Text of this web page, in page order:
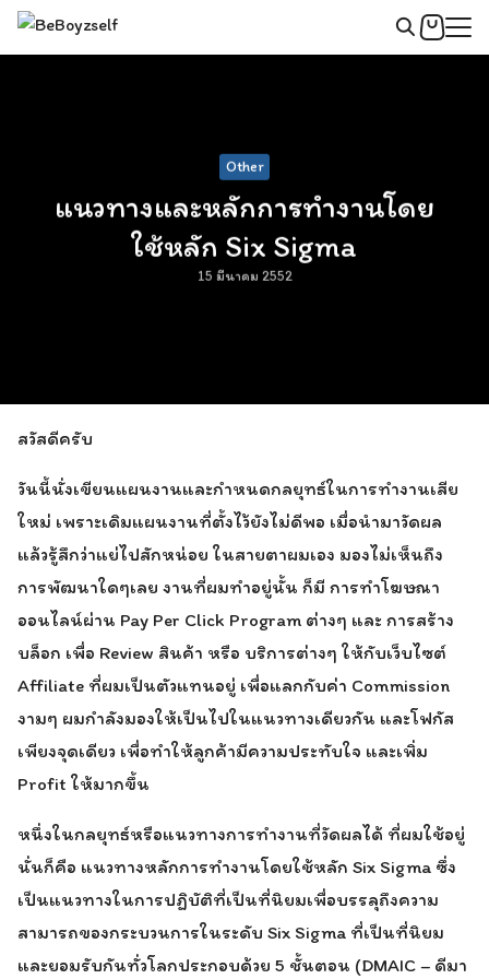
Skip
Other
แนวทางและหลักการทำงานโดย
ใช้หลัก Six Sigma
15 มีนาคม 2552
สวัสดีครับ
วันนี้นั่งเขียนแผนงานและกำหนดกลยุทธ์ในการทำงานเสีย
ใหม่ เพราะเดิมแผนงานที่ตั้งไว้ยังไม่ดีพอ เมื่อนำมาวัดผล
แล้วรู้สึกว่าแย่ไปสักหน่อย ในสายตาผมเอง มองไม่เห็นถึง
การพัฒนาใดๆเลย งานที่ผมทำอยู่นั้น ก็มี การทำโฆษณา
ออนไลน์ผ่าน Pay Per Click Program ต่างๆ และ การสร้าง
บล็อก เพื่อ Review สินค้า หรือ บริการต่างๆ ให้กับเว็บไซต์
Affiliate ที่ผมเป็นตัวแทนอยู่ เพื่อแลกกับค่า Commission
งามๆ ผมกำลังมองให้เป็นไปในแนวทางเดียวกัน และโฟกัส
เพียงจุดเดียว เพื่อทำให้ลูกค้ามีความประทับใจ และเพิ่ม
Profit ให้มากขึ้น
หนึ่งในกลยุทธ์หรือแนวทางการทำงานที่วัดผลได้ ที่ผมใช้อยู่
นั่นก็คือ แนวทางหลักการทำงานโดยใช้หลัก Six Sigma ซึ่ง
เป็นแนวทางในการปฏิบัติที่เป็นที่นิยมเพื่อบรรลุถึงความ
สามารถของกระบวนการในระดับ Six Sigma ที่เป็นที่นิยม
และยอมรับกันทั่วโลกประกอบด้วย 5 ชั้นตอน (DMAIC – ดีมา